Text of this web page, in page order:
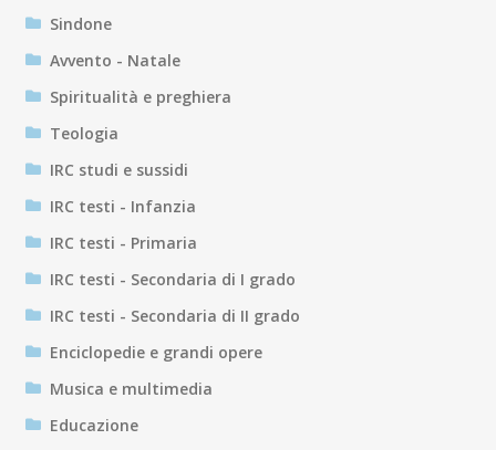
Sindone
Avvento - Natale
Spiritualità e preghiera
Teologia
IRC studi e sussidi
IRC testi - Infanzia
IRC testi - Primaria
IRC testi - Secondaria di I grado
IRC testi - Secondaria di II grado
Enciclopedie e grandi opere
Musica e multimedia
Educazione